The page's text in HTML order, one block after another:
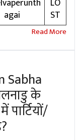
agai
LO
ST
Sabha
के
पार्टियों/